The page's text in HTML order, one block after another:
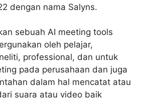
dengan nama Salyns.
sebuah AI meeting tools
oleh pelajar,
professional, dan untuk
pada perusahaan dan juga
dalam hal mencatat atau
suara atau video baik